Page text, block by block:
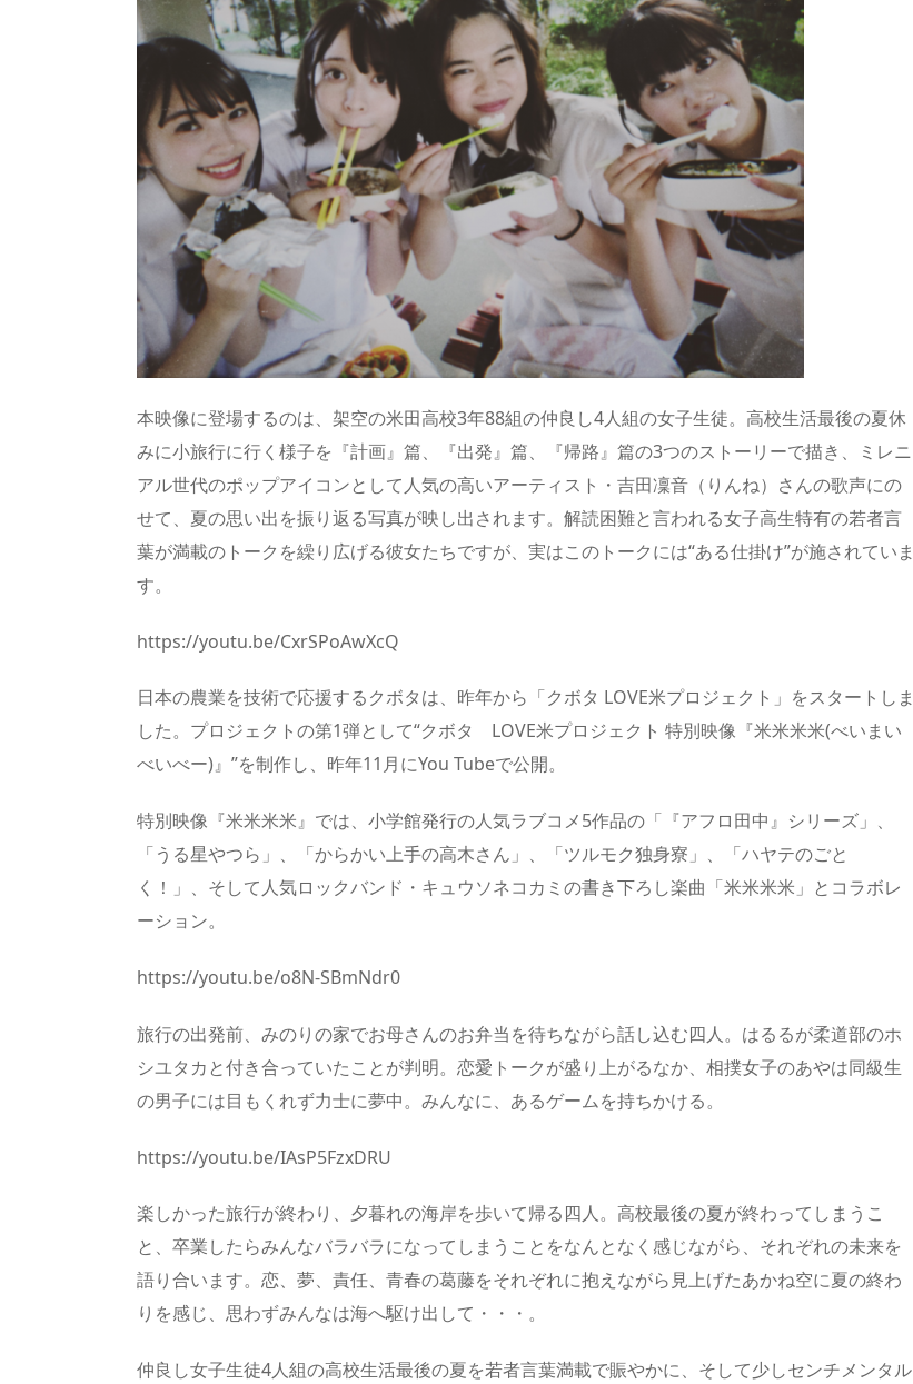
本映像に登場するのは、架空の米田高校3年88組の仲良し4人組の女子生徒。高校生活最後の夏休
みに小旅行に行く様子を『計画』篇、『出発』篇、『帰路』篇の3つのストーリーで描き、ミレニ
アル世代のポップアイコンとして人気の高いアーティスト・吉田凜音（りんね）さんの歌声にの
せて、夏の思い出を振り返る写真が映し出されます。解読困難と言われる女子高生特有の若者言
葉が満載のトークを繰り広げる彼女たちですが、実はこのトークには“ある仕掛け”が施されていま
す。
https://youtu.be/CxrSPoAwXcQ
日本の農業を技術で応援するクボタは、昨年から「クボタ LOVE米プロジェクト」をスタートしま
した。プロジェクトの第1弾として“クボタ LOVE米プロジェクト 特別映像『米米米米(べいまい
べいべー)』”を制作し、昨年11月にYou Tubeで公開。
特別映像『米米米米』では、小学館発行の人気ラブコメ5作品の「『アフロ田中』シリーズ」、
「うる星やつら」、「からかい上手の高木さん」、「ツルモク独身寮」、「ハヤテのごと
く！」、そして人気ロックバンド・キュウソネコカミの書き下ろし楽曲「米米米米」とコラボレ
ーション。
https://youtu.be/o8N-SBmNdr0
旅行の出発前、みのりの家でお母さんのお弁当を待ちながら話し込む四人。はるるが柔道部のホ
シユタカと付き合っていたことが判明。恋愛トークが盛り上がるなか、相撲女子のあやは同級生
の男子には目もくれず力士に夢中。みんなに、あるゲームを持ちかける。
https://youtu.be/IAsP5FzxDRU
楽しかった旅行が終わり、夕暮れの海岸を歩いて帰る四人。高校最後の夏が終わってしまうこ
と、卒業したらみんなバラバラになってしまうことをなんとなく感じながら、それぞれの未来を
語り合います。恋、夢、責任、青春の葛藤をそれぞれに抱えながら見上げたあかね空に夏の終わ
りを感じ、思わずみんなは海へ駆け出して・・・。
仲良し女子生徒4人組の高校生活最後の夏を若者言葉満載で賑やかに、そして少しセンチメンタル